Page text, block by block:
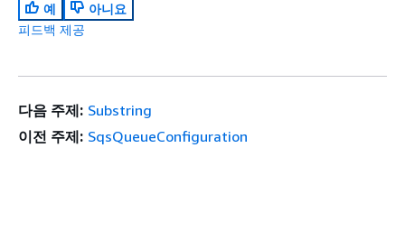
예
아니요
피드백 제공
다음 주제: Substring
이전 주제: SqsQueueConfiguration